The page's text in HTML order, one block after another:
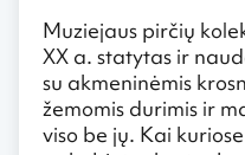
Muziejaus pirčių
XX a. statytas ir
su akmeninėmis
žemomis durimis ir
viso be jų. Kai